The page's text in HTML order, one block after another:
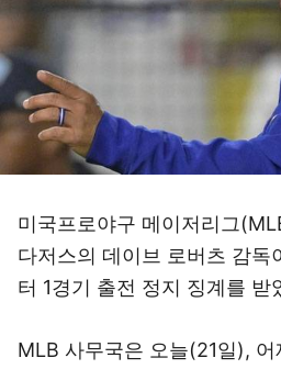
미국프로야구 메이저리그
다저스의 데이브 로버츠 감독
터 1경기 출전 정지 징계를 받
MLB 사무국은 오늘(21일),